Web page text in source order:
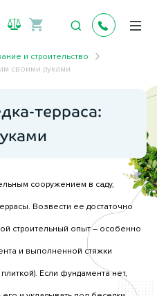
и строительство
своими руками
терраса:
сооружением в саду,
Возвести ее достаточно
строительный опыт – особенно
и выполненной стяжки
Если фундамента нет,